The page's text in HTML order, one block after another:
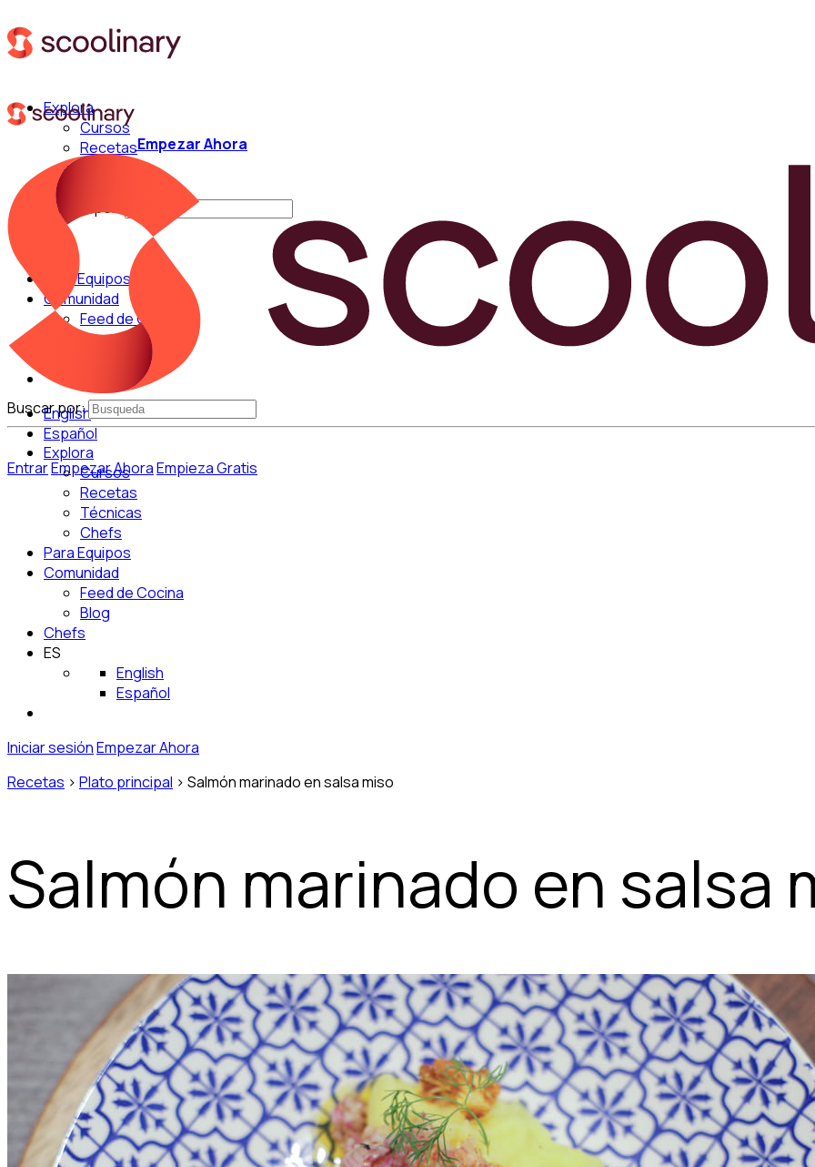
Explora
Cursos
Recetas
Buscar por:
Para Equipos
Comunidad
Feed de Cocina
Blog
English
Español
EntrarEmpezar AhoraEmpieza Gratis
Empezar Ahora
Buscar por:
Explora
Cursos
Recetas
Técnicas
Chefs
Para Equipos
Comunidad
Feed de Cocina
Blog
Chefs
ES
English
Español
Iniciar sesiónEmpezar Ahora
Recetas > Plato principal > Salmón marinado en salsa miso
Salmón marinado en salsa